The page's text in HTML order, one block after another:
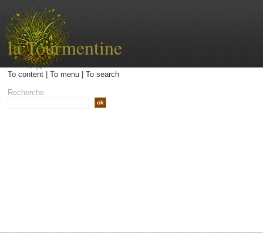
la Tourmentine
To content| To menu| To search
Recherche